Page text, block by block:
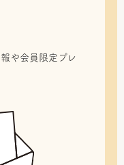
や会員限定プレ